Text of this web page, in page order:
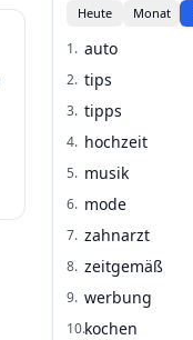
Heute Monat
1. auto
2. tips
3. tipps
4. hochzeit
5. musik
6. mode
7. zahnarzt
8. zeitgemäß
9. werbung
10.kochen